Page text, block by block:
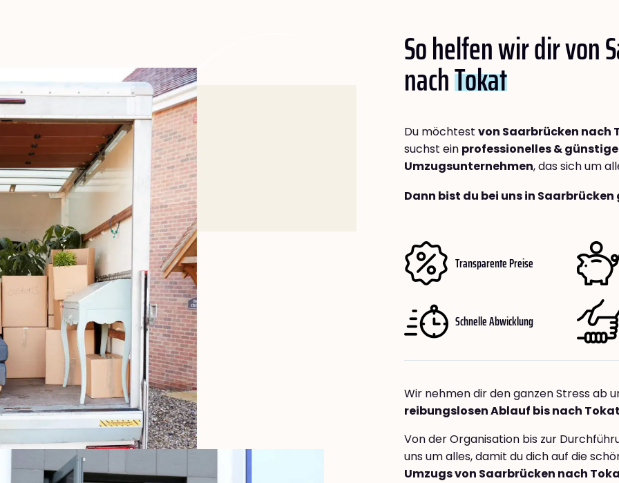
So helfen wir dir von
nachTokat
Du möchtest von Saarbrücken nach
suchst ein professionelles &
Umzugsunternehmen, das sich um
Dann bist du bei uns in
Transparente Preise
Schnelle Abwicklung
Wir nehmen dir den ganzen Stress ab
reibungslosen Ablauf bis nach
Von der Organisation bis zur
uns um alles, damit du dich auf die
Umzugs von Saarbrücken nach